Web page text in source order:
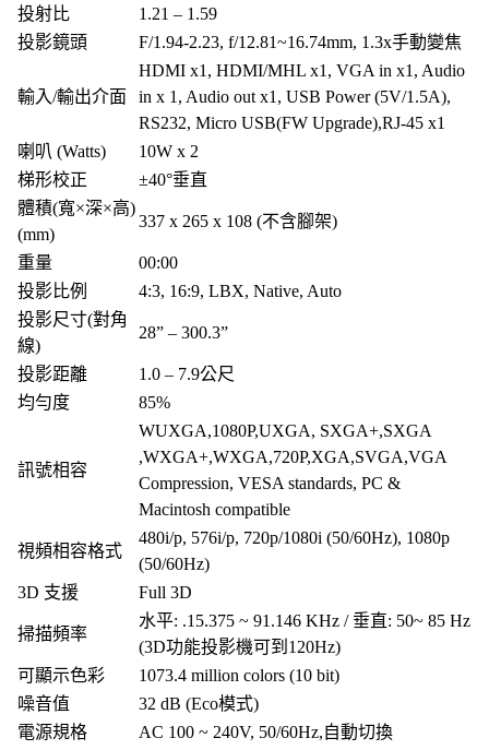
投射比
1.21 – 1.59
投影鏡頭
F/1.94-2.23, f/12.81~16.74mm, 1.3x手動變焦
輸入/輸出介面
HDMI x1, HDMI/MHL x1, VGA in x1, Audio
in x 1, Audio out x1, USB Power (5V/1.5A),
RS232, Micro USB(FW Upgrade),RJ-45 x1
喇叭 (Watts)
10W x 2
梯形校正
±40°垂直
體積(寬×深×高)
(mm)
337 x 265 x 108 (不含腳架)
重量
00:00
投影比例
4:3, 16:9, LBX, Native, Auto
投影尺寸(對角
線)
28” – 300.3”
投影距離
1.0 – 7.9公尺
均勻度
85%
訊號相容
WUXGA,1080P,UXGA, SXGA+,SXGA
,WXGA+,WXGA,720P,XGA,SVGA,VGA
Compression, VESA standards, PC &
Macintosh compatible
視頻相容格式
480i/p, 576i/p, 720p/1080i (50/60Hz), 1080p
(50/60Hz)
3D 支援
Full 3D
掃描頻率
水平: .15.375 ~ 91.146 KHz / 垂直: 50~ 85 Hz
(3D功能投影機可到120Hz)
可顯示色彩
1073.4 million colors (10 bit)
噪音值
32 dB (Eco模式)
電源規格
AC 100 ~ 240V, 50/60Hz,自動切換